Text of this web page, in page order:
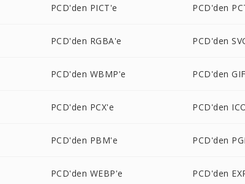
PCD'den PICT'e PCD'den
PCD'den RGBA'e PCD'den
PCD'den WBMP'e PCD'den
PCD'den PCX'e PCD'den
PCD'den PBM'e PCD'den
PCD'den WEBP'e PCD'den